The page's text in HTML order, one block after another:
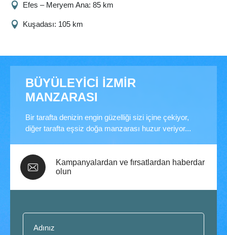
Efes – Meryem Ana: 85 km
Kuşadası: 105 km
BÜYÜLEYİCİ İZMİR
MANZARASI
Bir tarafta denizin engin güzelliği sizi içine çekiyor,
diğer tarafta eşsiz doğa manzarası huzur veriyor...
Kampanyalardan ve fırsatlardan haberdar
olun